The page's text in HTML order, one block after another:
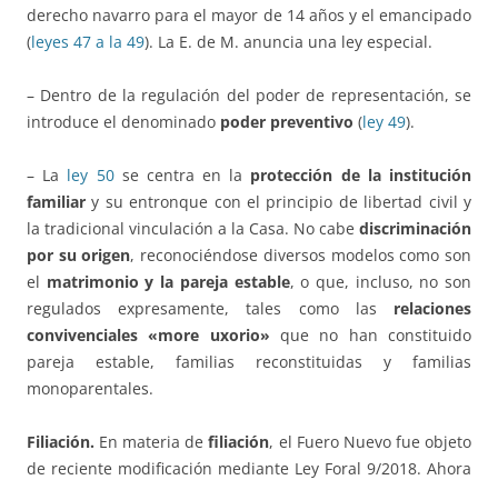
derecho navarro para el mayor de 14 años y el emancipado
(leyes 47 a la 49). La E. de M. anuncia una ley especial.
– Dentro de la regulación del poder de representación, se
introduce el denominado poder preventivo (ley 49).
– La ley 50se centra en la protección de la institución
familiar y su entronque con el principio de libertad civil y
la tradicional vinculación a la Casa. No cabe discriminación
por su origen, reconociéndose diversos modelos como son
el matrimonio y la pareja estable, o que, incluso, no son
regulados expresamente, tales como las relaciones
convivenciales «more uxorio» que no han constituido
pareja estable, familias reconstituidas y familias
monoparentales.
Filiación. En materia defiliación, el Fuero Nuevo fue objeto
de reciente modificación mediante Ley Foral 9/2018. Ahora